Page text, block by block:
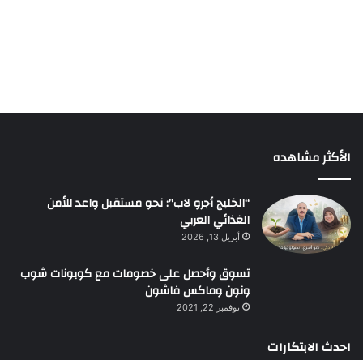
الأكثر مشاهده
“الخليج أجرو لاب”: نحو مستقبل واعد للأمن
الغذائي العربي
أبريل 13, 2026
تسوق وأحصل على خصومات مع كوبونات شوب
ونون وماكس فاشون
نوفمبر 22, 2021
احدث الابتكارات